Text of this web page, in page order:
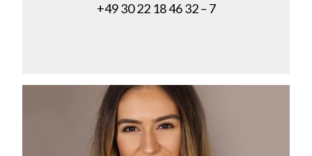
+49 30 22 18 46 32 – 7